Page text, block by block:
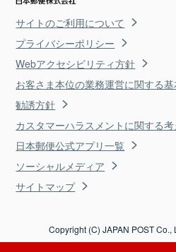
サイトのご利用について
プライバシーポリシー
Webアクセシビリティ方針
お客さま本位の業務運営に関する
勧誘方針
カスタマーハラスメントに関する
日本郵便公式アプリ一覧
ソーシャルメディア
サイトマップ
Copyright (C) JAPAN POST